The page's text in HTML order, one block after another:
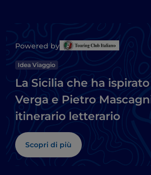
Powered by
Idea Viaggio
La Sicilia che ha
Verga e Pietro
itinerario letterario
Scopri di più